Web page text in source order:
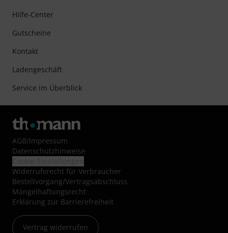
Hilfe-Center
Gutscheine
Kontakt
Ladengeschäft
Service im Überblick
AGB/Impressum
Datenschutzhinweise
Widerrufsrecht für Verbraucher
Bestellvorgang/Vertragsabschluss
Mängelhaftungsrecht
Erklärung zur Barrierefreiheit
Vertrag widerrufen